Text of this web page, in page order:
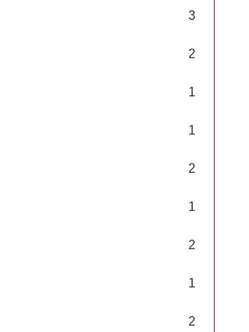
3
2
1
1
2
1
2
1
2